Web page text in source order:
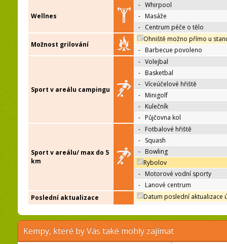
Wellnes
- Whirpool
- Masáže
- Centrum péče o tělo
Možnost grilování
Ohniště možno přímo u
- Barbecue povoleno
Sport v areálu campingu
- Volejbal
- Basketbal
- Víceúčelové hřiště
- Minigolf
- Kulečník
- Půjčovna kol
Sport v areálu/ max do 5
km
- Fotbalové hřiště
- Squash
- Bowling
Rybolov
- Motorové vodní sporty
- Lanové centrum
Poslední aktualizace
Datum poslední aktualizace
Kempy, které by Vás také mohly zajímat